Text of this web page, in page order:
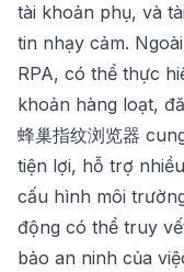
tài khoản phụ, và
tin nhạy cảm.
RPA, có thể thực
khoản hàng loạt,
蜂巢指纹浏览器
tiện lợi, hỗ trợ
cấu hình môi
động có thể truy
bảo an ninh của